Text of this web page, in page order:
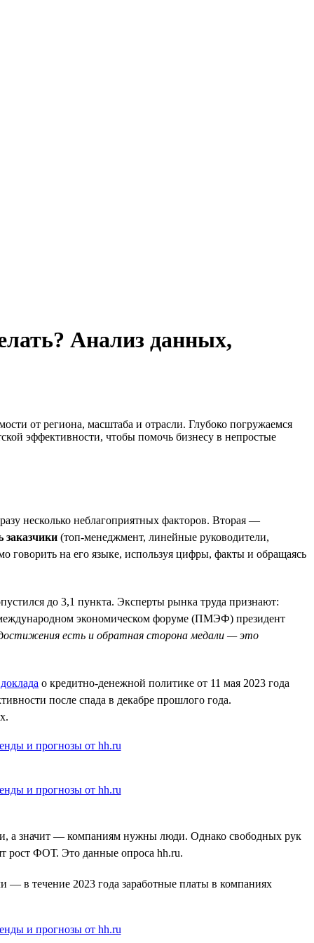
Анализ данных,
от региона, масштаба и отрасли. Глубоко погружаемся
эффективности, чтобы помочь бизнесу в непростые
несколько неблагоприятных факторов. Вторая —
заказчики (топ-менеджмент, линейные руководители,
говорить на его языке, используя цифры, факты и обращаясь
до 3,1 пункта. Эксперты рынка труда признают:
экономическом форуме (ПМЭФ) президент
достижения есть и обратная сторона медали — это
доклада о кредитно-денежной политике от 11 мая 2023 года
после спада в декабре прошлого года.
а значит — компаниям нужны люди. Однако свободных рук
рост ФОТ. Это данные опроса hh.ru.
— в течение 2023 года заработные платы в компаниях